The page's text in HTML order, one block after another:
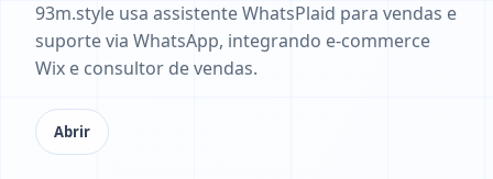
93m.style usa assistente WhatsPlaid para vendas e
suporte via WhatsApp, integrando e-commerce
Wix e consultor de vendas.
Abrir